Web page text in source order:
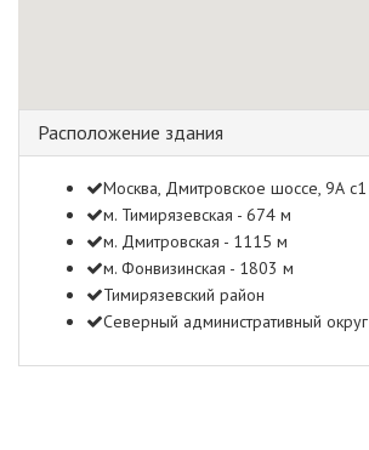
Расположение здания
Москва, Дмитровское шоссе, 9А с1
м. Тимирязевская - 674 м
м. Дмитровская - 1115 м
м. Фонвизинская - 1803 м
Тимирязевский район
Северный административный округ